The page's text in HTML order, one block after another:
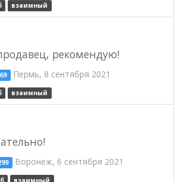
взаимный
рекомендую!
Пермь, 8 сентября 2021
взаимный
Воронеж, 6 сентября 2021